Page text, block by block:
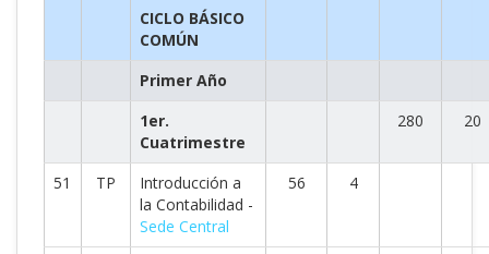
CICLO BÁSICO
COMÚN
Primer Año
1er.
Cuatrimestre
280 20
51 TP
Introducción a
la Contabilidad -
Sede Central
56 4